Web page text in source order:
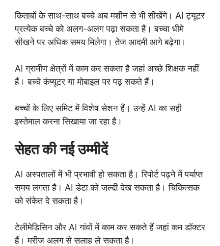
किताबों के साथ-साथ बच्चे अब मशीन से भी सीखेंगे। AI ट्यूटर
प्रत्येक बच्चे को अलग-अलग पढ़ा सकता है। बच्चा धीमे
सीखने पर अधिक समय मिलेगा। तेज आदमी आगे बढ़ेगा।
AI ग्रामीण क्षेत्रों में काम कर सकता है जहां अच्छे शिक्षक नहीं
हैं। बच्चे कंप्यूटर या मोबाइल पर पढ़ सकते हैं।
बच्चों के लिए समिट में विशेष सेशन हैं। उन्हें AI का सही
इस्तेमाल करना सिखाया जा रहा है।
सेहत की नई उम्मीदें
AI अस्पतालों में भी प्रभावी हो सकता है। रिपोर्ट पढ़ने में पर्याप्त
समय लगता है। AI डेटा को जल्दी देख सकता है। चिकित्सक
को संकेत दे सकता है।
टेलीमेडिसिन और AI गांवों में काम कर सकते हैं जहां कम डॉक्टर
हैं। मरीज अलग से सलाह ले सकता है।